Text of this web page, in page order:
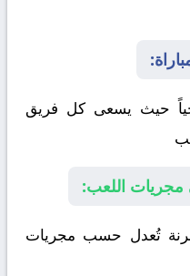
حيث يسعى كل فريق
مجريات اللعب:
تُعدل حسب مجريات